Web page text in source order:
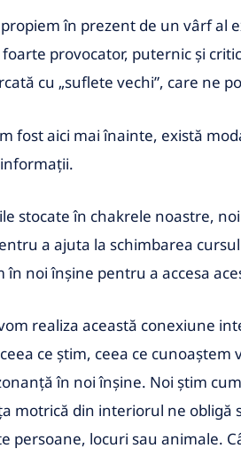
în prezent de un vârf al
provocator, puternic și
cu „suflete vechi”, care ne
fost aici mai înainte, există
stocate în chakrele noastre,
a ajuta la schimbarea
în noi înșine pentru a accesa
realiza această conexiune
ce știm, ceea ce
în noi înșine. Noi știm
motrică din interiorul ne obligă
persoane, locuri sau animale.